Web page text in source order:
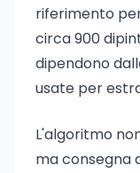
riferimento
circa 900
dipendono
usate per
L'algoritmo
ma consegna